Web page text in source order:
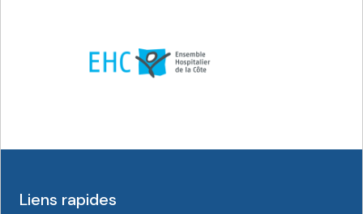
Liens rapides